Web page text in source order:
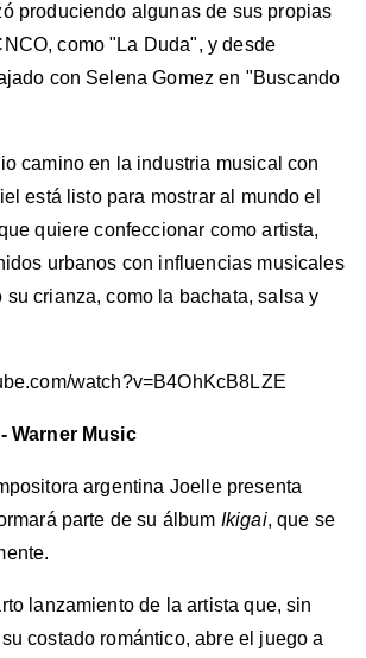
produciendo algunas de sus propias
como "La Duda", y desde
con Selena Gomez en "Buscando
camino en la industria musical con
está listo para mostrar al mundo el
quiere confeccionar como artista,
urbanos con influencias musicales
su crianza, como la bachata, salsa y
watch?v=B4OhKcB8LZE
Warner Music
argentina Joelle presenta
parte de su álbum Ikigai, que se
lanzamiento de la artista que, sin
costado romántico, abre el juego a